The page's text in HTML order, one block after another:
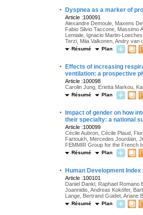
· Dyspnea as a marker of
Article :100091
Alexandre Demoule, Maxens
Fabio Silvio Taccone, Massimo
Lemiale, Ignacio Martin-
Terzi, Miia Valkonen, Andry van
Résumé Plan
·
Effects of increasing
ventilation: a prospective
Article :100098
Carolin Jung, Erietta Markou,
Résumé Plan
·
Impact of gender on how
their specialty: a national
Article :100099
Cécile Aubron, Cécile Plaud,
Fartoukh, Mercedes Jourdain,
FEMMIR Group for the French
Résumé Plan
· Human Development
Article :100101
Daniel Dankl, Raphael Romano
Joannidis, Andreas Koköfer,
Lange, Bertrand Guidet, Ariane
Résumé Plan